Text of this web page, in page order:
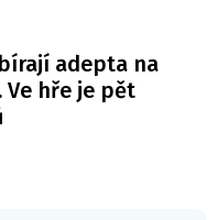
adepta na
Ve hře je pět